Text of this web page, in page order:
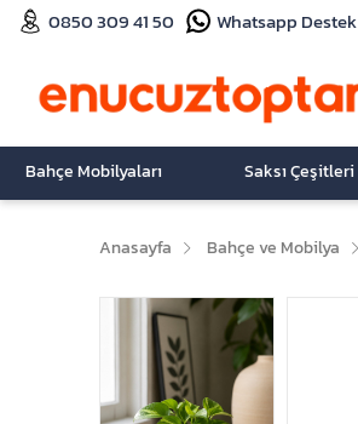
0850 309 41 50 Whatsapp Destek
Bahçe Mobilyaları Saksı Çeşitleri
Anasayfa Bahçe ve Mobilya